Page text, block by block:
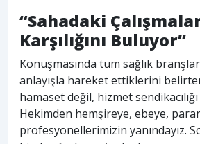
“Sahadaki
Karşılığını Buluyor”
Konuşmasında tüm sağlık
anlayışla hareket ettiklerini
hamaset değil, hizmet
Hekimden hemşireye, ebeye,
profesyonellerimizin yanındayız.